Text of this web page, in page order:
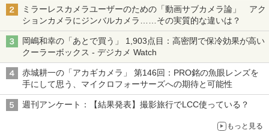
ミラーレスカメラユーザーのための「動画サブカメラ論」 アク
ションカメラにジンバルカメラ……その実質的な違いは？
岡嶋和幸の「あとで買う」 1,903点目：高密閉で保冷効果が高い
クーラーボックス - デジカメ Watch
赤城耕一の「アカギカメラ」 第146回：PRO銘の魚眼レンズを
手にして思う、マイクロフォーサーズへの期待と可能性
週刊アンケート：【結果発表】撮影旅行でLCC使っている？
もっと見る